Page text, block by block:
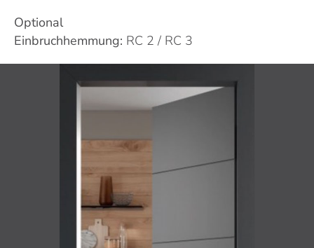
Optional
Einbruchhemmung: RC 2 / RC 3